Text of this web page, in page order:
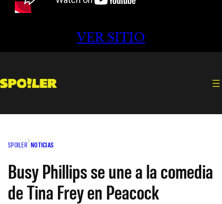
VER SITIO
SPOILER NOTICIAS
Busy Phillips se une a la comedia
de Tina Frey en Peacock